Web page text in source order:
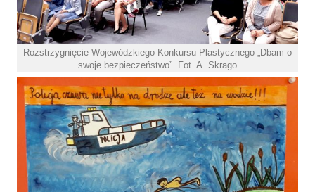
Rozstrzygnięcie Wojewódzkiego Konkursu Plastycznego „Dbam o
swoje bezpieczeństwo”. Fot. A. Skrago